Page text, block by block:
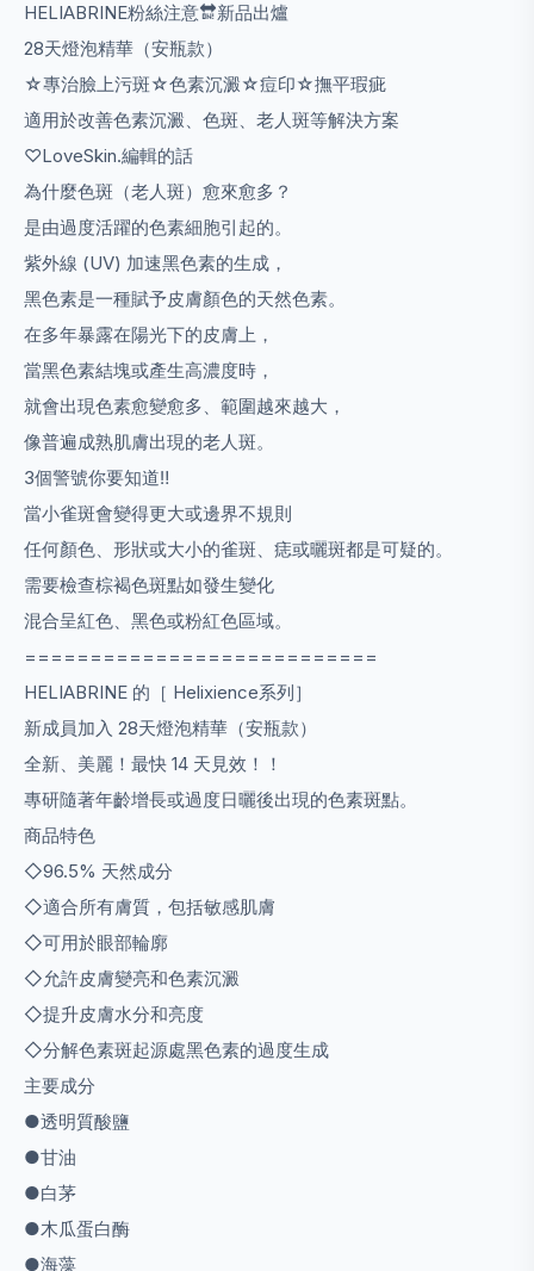
HELIABRINE粉絲注意🔛新品出爐
28天燈泡精華（安瓶款）
☆專治臉上污斑☆色素沉澱☆痘印☆撫平瑕疵
適用於改善色素沉澱、色斑、老人斑等解決方案
♡LoveSkin.編輯的話
為什麼色斑（老人斑）愈來愈多？
是由過度活躍的色素細胞引起的。
紫外線 (UV) 加速黑色素的生成，
黑色素是一種賦予皮膚顏色的天然色素。
在多年暴露在陽光下的皮膚上，
當黑色素結塊或產生高濃度時，
就會出現色素愈變愈多、範圍越來越大，
像普遍成熟肌膚出現的老人斑。
3個警號你要知道‼️
當小雀斑會變得更大或邊界不規則
任何顏色、形狀或大小的雀斑、痣或曬斑都是可疑的。
需要檢查棕褐色斑點如發生變化
混合呈紅色、黑色或粉紅色區域。
===========================
HELIABRINE 的［ Helixience系列］
新成員加入 28天燈泡精華（安瓶款）
全新、美麗！最快 14 天見效！！
專研隨著年齡增長或過度日曬後出現的色素斑點。
商品特色
◇96.5% 天然成分
◇適合所有膚質，包括敏感肌膚
◇可用於眼部輪廓
◇允許皮膚變亮和色素沉澱
◇提升皮膚水分和亮度
◇分解色素斑起源處黑色素的過度生成
主要成分
●透明質酸鹽
●甘油
●白茅
●木瓜蛋白酶
●海藻